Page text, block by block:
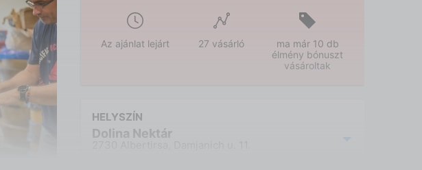
Az ajánlat lejárt 27 vásárló
ma már 10 db
élmény bónuszt
vásároltak
HELYSZÍN
Dolina Nektár